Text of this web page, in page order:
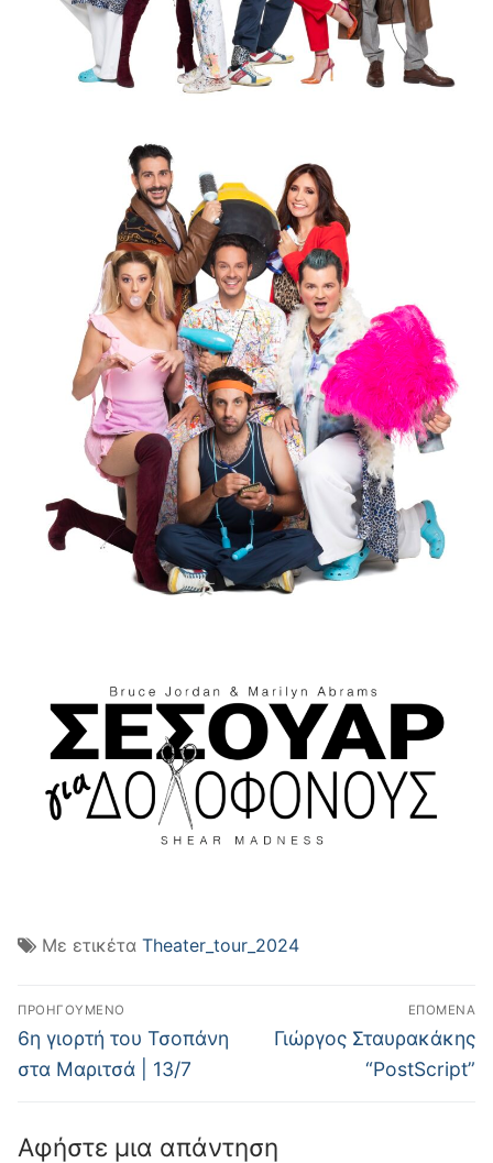
Με ετικέτα Theater_tour_2024
Πλοήγηση
άρθρων
ΠΡΟΗΓΟΎΜΕΝΟ
Προηγούμενο
άρθρο:
6η γιορτή του Τσοπάνη
στα Μαριτσά | 13/7
ΕΠΌΜΕΝΑ
Επόμενο
Γιώργος Σταυρακάκης
“PostScript”
Αφήστε μια απάντηση